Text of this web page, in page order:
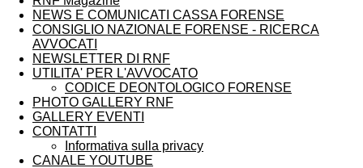
NEWS E COMUNICATI CASSA FORENSE
CONSIGLIO NAZIONALE FORENSE - RICERCA
AVVOCATI
NEWSLETTER DI RNF
UTILITA' PER L'AVVOCATO
CODICE DEONTOLOGICO FORENSE
PHOTO GALLERY RNF
GALLERY EVENTI
CONTATTI
Informativa sulla privacy
CANALE YOUTUBE